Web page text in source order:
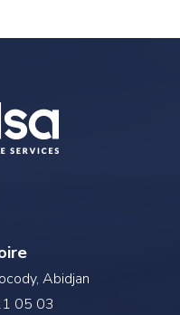
Abidjan
05 03